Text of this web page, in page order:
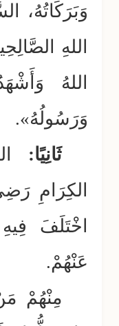
وَبَرَكَاتُهُ،
اللهِ
اللهُ
وَرَسُولُهُ».
ثَانِيًا:
الكِرَامِ
اخْتَلَفَ
عَنْهُمْ.
مِنْهُمْ